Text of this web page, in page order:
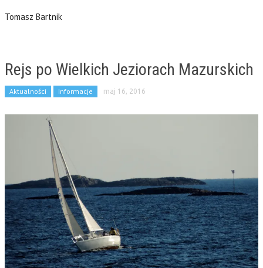
Tomasz Bartnik
Rejs po Wielkich Jeziorach Mazurskich
Aktualności Informacje maj 16, 2016